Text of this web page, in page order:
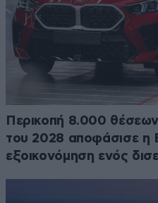
Περικοπή 8.000
του 2028 αποφάσισε η
εξοικονόμηση ενός